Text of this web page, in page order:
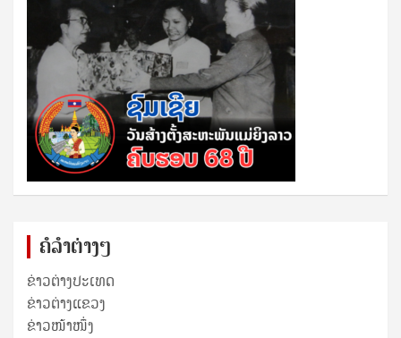
ຄໍລຳຕ່າງໆ
ຂ່າວຕ່າງປະເທດ
ຂ່າວ​ຕ່າງ​ແຂວງ
ຂ່າວໜ້າໜຶ່ງ